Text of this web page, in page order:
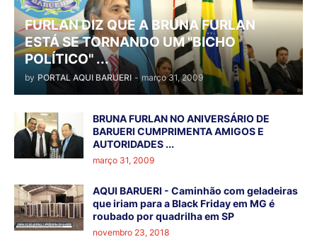
FURLAN DIZ QUE A BRUNA FURLAN
ESTÁ SE TORNANDO UM "BICHO
POLÍTICO" ...
by PORTAL AQUI BARUERI - março 31, 2009
BRUNA FURLAN NO ANIVERSÁRIO DE
BARUERI CUMPRIMENTA AMIGOS E
AUTORIDADES ...
março 31, 2009
AQUI BARUERI - Caminhão com geladeiras
que iriam para a Black Friday em MG é
roubado por quadrilha em SP
novembro 23, 2018